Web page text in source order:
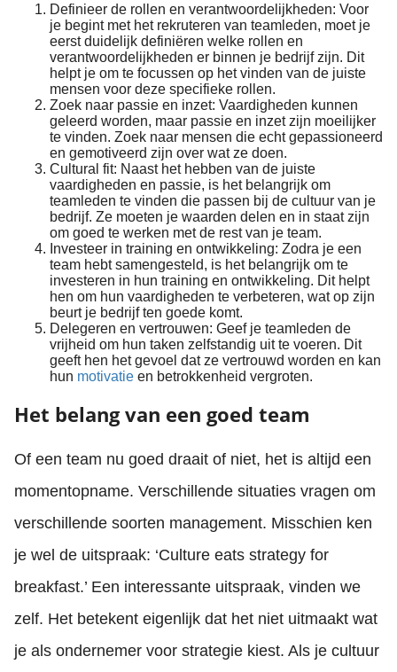
Definieer de rollen en verantwoordelijkheden: Voor
je begint met het rekruteren van teamleden, moet je
eerst duidelijk definiëren welke rollen en
verantwoordelijkheden er binnen je bedrijf zijn. Dit
helpt je om te focussen op het vinden van de juiste
mensen voor deze specifieke rollen.
Zoek naar passie en inzet: Vaardigheden kunnen
geleerd worden, maar passie en inzet zijn moeilijker
te vinden. Zoek naar mensen die echt gepassioneerd
en gemotiveerd zijn over wat ze doen.
Cultural fit: Naast het hebben van de juiste
vaardigheden en passie, is het belangrijk om
teamleden te vinden die passen bij de cultuur van je
bedrijf. Ze moeten je waarden delen en in staat zijn
om goed te werken met de rest van je team.
Investeer in training en ontwikkeling: Zodra je een
team hebt samengesteld, is het belangrijk om te
investeren in hun training en ontwikkeling. Dit helpt
hen om hun vaardigheden te verbeteren, wat op zijn
beurt je bedrijf ten goede komt.
Delegeren en vertrouwen: Geef je teamleden de
vrijheid om hun taken zelfstandig uit te voeren. Dit
geeft hen het gevoel dat ze vertrouwd worden en kan
hun motivatie en betrokkenheid vergroten.
Het belang van een goed team
Of een team nu goed draait of niet, het is altijd een
momentopname. Verschillende situaties vragen om
verschillende soorten management. Misschien ken
je wel de uitspraak: ‘Culture eats strategy for
breakfast.’ Een interessante uitspraak, vinden we
zelf. Het betekent eigenlijk dat het niet uitmaakt wat
je als ondernemer voor strategie kiest. Als je cultuur